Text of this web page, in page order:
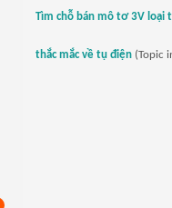
Tìm chỗ bán mô tơ 3V loại
thắc mắc về tụ điện (Topic